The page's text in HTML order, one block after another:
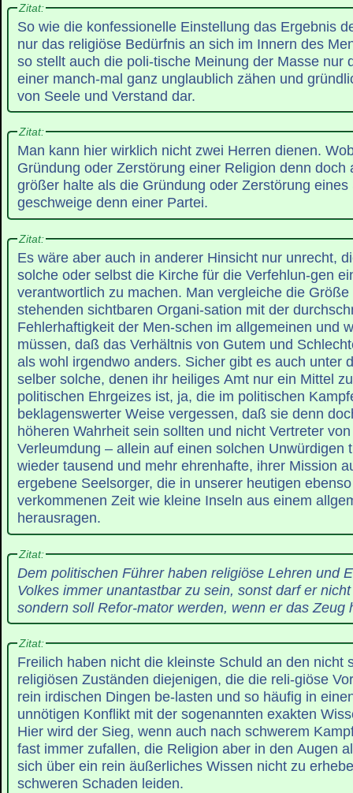
Zitat:
So wie die konfessionelle Einstellung das Ergebnis
nur das religiöse Bedürfnis an sich im Innern des
so stellt auch die poli-tische Meinung der Masse nur
einer manch-mal ganz unglaublich zähen und
von Seele und Verstand dar.
Zitat:
Man kann hier wirklich nicht zwei Herren dienen.
Gründung oder Zerstörung einer Religion denn doch
größer halte als die Gründung oder Zerstörung eines
geschweige denn einer Partei.
Zitat:
Es wäre aber auch in anderer Hinsicht nur unrecht,
solche oder selbst die Kirche für die Verfehlun-gen
verantwortlich zu machen. Man vergleiche die
stehenden sichtbaren Organi-sation mit der
Fehlerhaftigkeit der Men-schen im allgemeinen und
müssen, daß das Verhältnis von Gutem und
als wohl irgendwo anders. Sicher gibt es auch unter
selber solche, denen ihr heiliges Amt nur ein Mittel
politischen Ehrgeizes ist, ja, die im politischen
beklagenswerter Weise vergessen, daß sie denn
höheren Wahrheit sein sollten und nicht Vertreter
Verleumdung – allein auf einen solchen Unwürdigen
wieder tausend und mehr ehrenhafte, ihrer Mission
ergebene Seelsorger, die in unserer heutigen
verkommenen Zeit wie kleine Inseln aus einem
herausragen.
Zitat:
Dem politischen Führer haben religiöse Lehren und
Volkes immer unantastbar zu sein, sonst darf er
sondern soll Refor-mator werden, wenn er das Zeug
Zitat:
Freilich haben nicht die kleinste Schuld an den nicht
religiösen Zuständen diejenigen, die die reli-giöse
rein irdischen Dingen be-lasten und so häufig in
unnötigen Konflikt mit der sogenannten exakten
Hier wird der Sieg, wenn auch nach schwerem
fast immer zufallen, die Religion aber in den Augen
sich über ein rein äußerliches Wissen nicht zu
schweren Schaden leiden.